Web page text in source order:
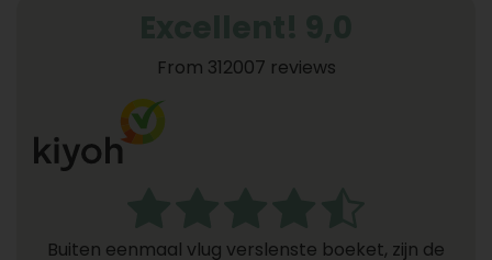
From 312007 reviews
Buiten eenmaal vlug verslenste boeket, zijn de